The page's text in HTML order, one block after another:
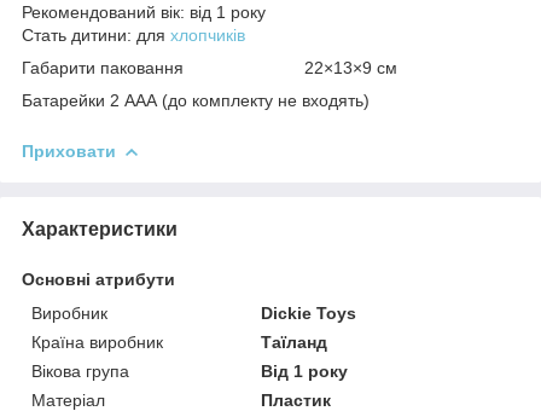
Рекомендований вік: від 1 року
Стать дитини: для хлопчиків
Габарити паковання 22×13×9 см
Батарейки 2 ААА (до комплекту не входять)
Приховати
Характеристики
Основні атрибути
Виробник
Dickie Toys
Країна виробник
Таїланд
Вікова група
Від 1 року
Матеріал
Пластик